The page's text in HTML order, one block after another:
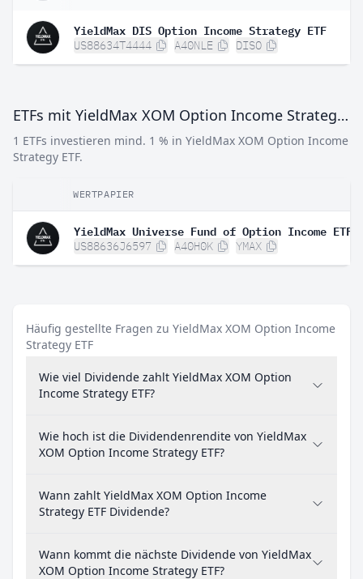
YieldMax DIS Option Income Strategy ETF
US88634T4444 A40NLE DISO
ETFs mit YieldMax XOM Option Income Strategy ETF
1 ETFs investieren mind. 1 % in YieldMax XOM Option Income
Strategy ETF.
WERTPAPIER
YieldMax Universe Fund of Option Income ETFs
US88636J6597 A40H0K YMAX
Häufig gestellte Fragen zu YieldMax XOM Option Income
Strategy ETF
Wie viel Dividende zahlt YieldMax XOM Option
Income Strategy ETF?
Wie hoch ist die Dividendenrendite von YieldMax
XOM Option Income Strategy ETF?
Wann zahlt YieldMax XOM Option Income
Strategy ETF Dividende?
Wann kommt die nächste Dividende von YieldMax
XOM Option Income Strategy ETF?